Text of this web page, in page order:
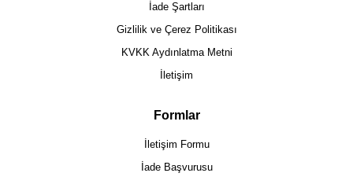
İade Şartları
Gizlilik ve Çerez Politikası
KVKK Aydınlatma Metni
İletişim
Formlar
İletişim Formu
İade Başvurusu